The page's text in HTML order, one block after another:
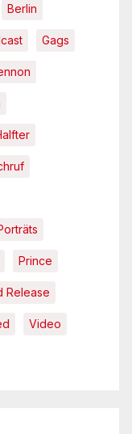
Berlin
Gags
Prince
Release
Video